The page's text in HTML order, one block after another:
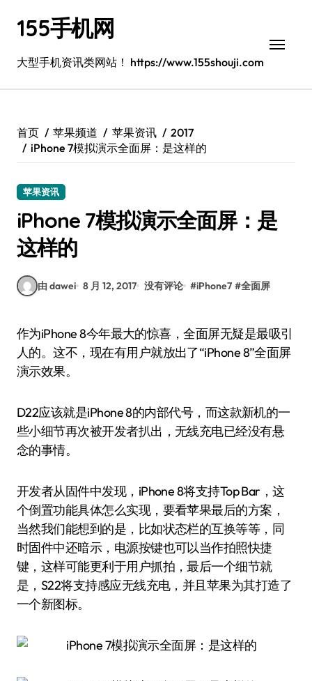
155手机网
大型手机资讯类网站！ https://www.155shouji.com
首页 苹果频道 苹果资讯
2017
iPhone 7模拟演示全面屏：是这样的
苹果资讯
iPhone 7模拟演示全面屏：是
这样的
由 dawei 8 月 12, 2017 没有评论 #iPhone7 #全面屏
作为iPhone 8今年最大的惊喜，全面屏无疑是最吸引
人的。这不，现在有用户就放出了“iPhone 8”全面屏
演示效果。
D22应该就是iPhone 8的内部代号，而这款新机的一
些小细节再次被开发者扒出，无线充电已经没有悬
念的事情。
开发者从固件中发现，iPhone 8将支持Top Bar，这
个倒置功能具体怎么实现，要看苹果最后的方案，
当然我们能想到的是，比如状态栏的互换等等，同
时固件中还暗示，电源按键也可以当作拍照快捷
键，这样可能更利于用户抓拍，最后一个细节就
是，S22将支持感应无线充电，并且苹果为其打造了
一个新图标。